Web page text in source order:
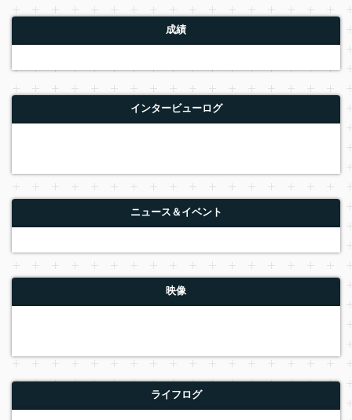
成績
インタービューログ
ニュース＆イベント
映像
ライフログ